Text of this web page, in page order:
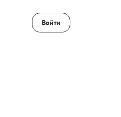
Войти